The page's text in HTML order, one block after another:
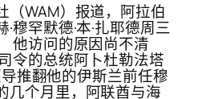
（WAM）报道，阿拉伯
穆罕默德·本·扎耶德周三
他访问的原因尚不清
令的总统阿卜杜勒法塔
推翻他的伊斯兰前任穆
几个月里，阿联酋与海